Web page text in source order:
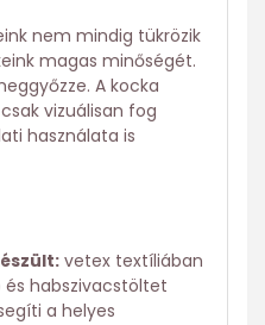
nem mindig tükrözik
magas minőségét.
A kocka
vizuálisan fog
használata is
vetex textíliában
habszivacstöltet
a helyes